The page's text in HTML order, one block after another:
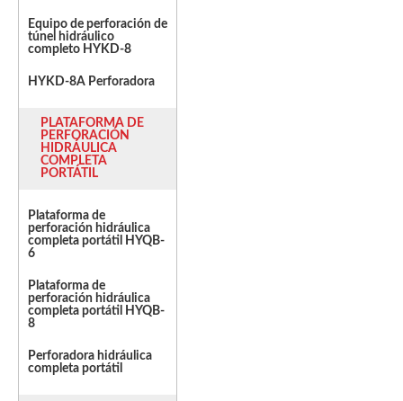
Equipo de perforación de
túnel hidráulico
completo HYKD-8
HYKD-8A Perforadora
PLATAFORMA DE
PERFORACIÓN
HIDRÁULICA
COMPLETA
PORTÁTIL
Plataforma de
perforación hidráulica
completa portátil HYQB-
6
Plataforma de
perforación hidráulica
completa portátil HYQB-
8
Perforadora hidráulica
completa portátil